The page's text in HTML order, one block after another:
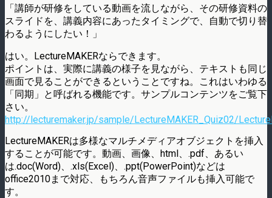
「講師が研修をしている動画を流しながら、その研修資料の
スライドを、講義内容にあったタイミングで、自動で切り替
わるようにしたい！」
はい。LectureMAKERならできます。
ポイントは、実際に講義の様子を見ながら、テキストも同じ
画面で見ることができるということですね。これはいわゆる
「同期」と呼ばれる機能です。サンプルコンテンツをご覧下
さい。
http://lecturemaker.jp/sample/LectureMAKER_Quiz02/
LectureMAKERは多様なマルチメディアオブジェクトを挿入
することが可能です。動画、画像、html、.pdf、あるい
は.doc(Word)、.xls(Excel)、.ppt(PowerPoint)などは
office2010まで対応、もちろん音声ファイルも挿入可能で
す。